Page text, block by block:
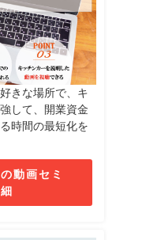
きな場所で、キ
して、開業資金
時間の最短化を
動画セミ